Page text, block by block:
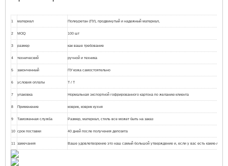
1 материал Полиуретан (ПУ), продвинутый и надежный материал,
2 MOQ 100 шт
3 размер как ваше требование
4 технический ручной и техника
5 законченный ПУ кожа самостоятельно
6 условия оплаты T / T
7 упаковка Нормальная экспортной гофрированного картона по желанию клиента
8 Применение коврик, коврик кухня
9 Таможенная служба Размер, материал, стиль все может быть на заказ
10 срок поставки 40 дней после получения депозита
11 замечания Ваше удовлетворение это наш самый большой утверждение и, если у вас есть какие-либо